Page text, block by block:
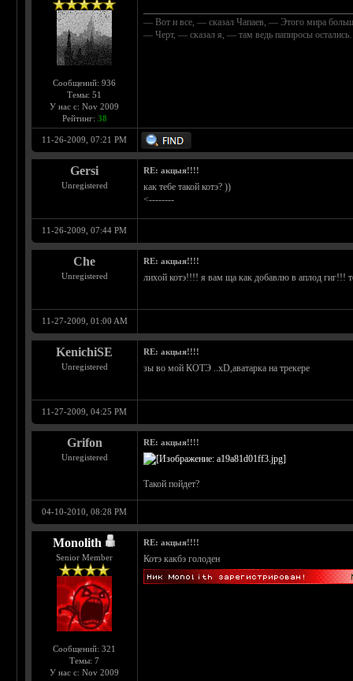
Сообщений: 936
Темы: 51
У нас с: Nov 2009
Рейтинг: 38
— Вот и все, — сказал Чапаев, — Этого мира
— Черт, — сказал я, — там ведь папиросы
11-26-2009, 07:21 PM
Gersi
Unregistered
RE: акцыя!!!!
как тебе такой котэ? ))
<--------
11-26-2009, 07:44 PM
Che
Unregistered
RE: акцыя!!!!
лихой котэ!!!! я вам ща как добавлю в аплод гиг!!!
11-27-2009, 01:00 AM
KenichiSE
Unregistered
RE: акцыя!!!!
зы во мой КОТЭ ..xD,аватарка на трекере
11-27-2009, 04:25 PM
Grifon
Unregistered
RE: акцыя!!!!
Такой пойдет?
04-10-2010, 08:28 PM
Monolith
Senior Member
Сообщений: 321
Темы: 7
У нас с: Nov 2009
RE: акцыя!!!!
Котэ какбэ голоден